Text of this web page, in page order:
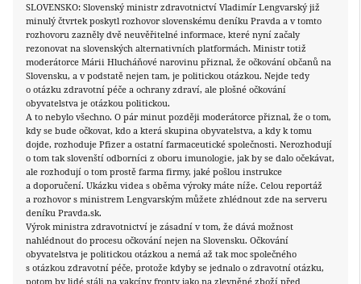
SLOVENSKO: Slovenský ministr zdravotnictví Vladimír Lengvarský již
minulý čtvrtek poskytl rozhovor slovenskému deníku Pravda a v tomto
rozhovoru zazněly dvě neuvěřitelné informace, které nyní začaly
rezonovat na slovenských alternativních platformách. Ministr totiž
moderátorce Márii Hlucháňové narovinu přiznal, že očkování občanů na
Slovensku, a v podstatě nejen tam, je politickou otázkou. Nejde tedy
o otázku zdravotní péče a ochrany zdraví, ale plošné očkování
obyvatelstva je otázkou politickou.
A to nebylo všechno. O pár minut později moderátorce přiznal, že o tom,
kdy se bude očkovat, kdo a která skupina obyvatelstva, a kdy k tomu
dojde, rozhoduje Pfizer a ostatní farmaceutické společnosti. Nerozhodují
o tom tak slovenští odborníci z oboru imunologie, jak by se dalo očekávat,
ale rozhodují o tom prostě farma firmy, jaké pošlou instrukce
a doporučení. Ukázku videa s oběma výroky máte níže. Celou reportáž
a rozhovor s ministrem Lengvarským můžete zhlédnout zde na serveru
deníku Pravda.sk.
Výrok ministra zdravotnictví je zásadní v tom, že dává možnost
nahlédnout do procesu očkování nejen na Slovensku. Očkování
obyvatelstva je politickou otázkou a nemá až tak moc společného
s otázkou zdravotní péče, protože kdyby se jednalo o zdravotní otázku,
potom by lidé stáli na vakcíny fronty jako na zlevněné zboží před